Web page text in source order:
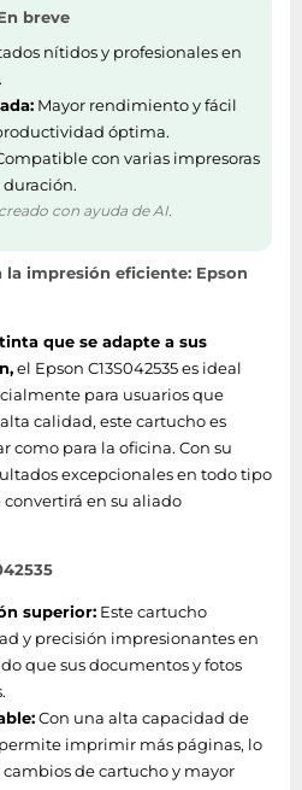
pieza(s)
358 mm
mm
146 mm
- WorkForce WF-7620DTWF -
WF-7610DWF -
breve
nítidos y profesionales en
Mayor rendimiento y fácil
óptima.
con varias impresoras
con ayuda de AI.
la impresión eficiente: Epson
que se adapte a sus
el Epson C13S042535 es ideal
para usuarios que
calidad, este cartucho es
como para la oficina. Con su
excepcionales en todo tipo
convertirá en su aliado
superior: Este cartucho
y precisión impresionantes en
que sus documentos y fotos
Con una alta capacidad de
permite imprimir más páginas, lo
de cartucho y mayor